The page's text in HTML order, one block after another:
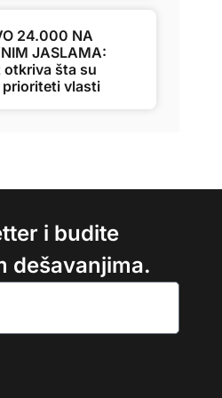
24.000 NA
JASLAMA:
otkriva šta su
vlasti
i budite
dešavanjima.